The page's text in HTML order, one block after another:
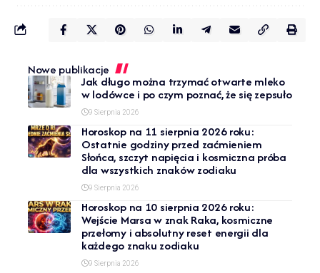
Nowe publikacje
Jak długo można trzymać otwarte mleko
w lodówce i po czym poznać, że się zepsuło
9 Sierpnia 2026
Horoskop na 11 sierpnia 2026 roku:
Ostatnie godziny przed zaćmieniem
Słońca, szczyt napięcia i kosmiczna próba
dla wszystkich znaków zodiaku
9 Sierpnia 2026
Horoskop na 10 sierpnia 2026 roku:
Wejście Marsa w znak Raka, kosmiczne
przełomy i absolutny reset energii dla
każdego znaku zodiaku
9 Sierpnia 2026